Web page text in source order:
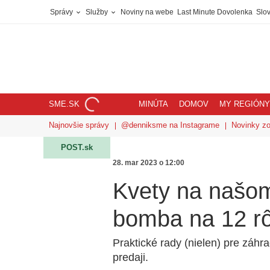
Správy Služby Noviny na webe Last Minute Dovolenka
SME.SK MINÚTA DOMOV MY REGIÓNY
Najnovšie správy @denniksme na Instagrame Novinky
POST.sk
28. mar 2023 o 12:00
Kvety na
bomba na 12
Praktické rady (nielen) pre
predaji.